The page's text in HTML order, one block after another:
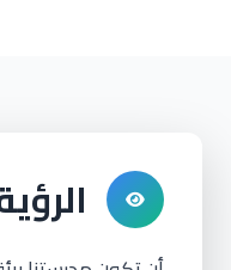
الرؤية